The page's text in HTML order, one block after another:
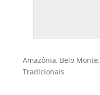
Amazônia, Belo Monte,
Tradicionais